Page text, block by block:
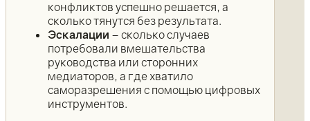
конфликтов успешно решается, а
сколько тянутся без результата.
Эскалации – сколько случаев
потребовали вмешательства
руководства или сторонних
медиаторов, а где хватило
саморазрешения с помощью цифровых
инструментов.